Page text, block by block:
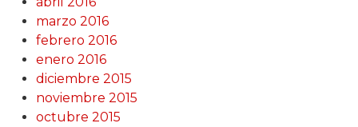
marzo 2016
febrero 2016
enero 2016
diciembre 2015
noviembre 2015
octubre 2015